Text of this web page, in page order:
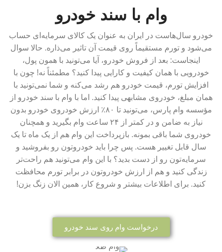
وام با سند خودرو
خودرو سال‌هاست در ایران به عنوان یک کالای سرمایه‌ای حساب
می‌شود و تورم مستقیماً روی قیمت آن تاثیر می‌ذاره. حالا سوال
اینجاست: بعد از فروش خودرو، آیا می‌تونید با همون پول،
خودرویی با همان کیفیت و کارایی پیدا کنید؟ مطمئناً نه! چون با
افزایش تورم، قیمت خودرو هم رشد می‌کنه و شما نمی‌تونید با
همان مبلغ، خودروی مشابهی پیدا کنید. اما با وام با سند خودرو از
مؤسسه وام پارس، می‌تونید تا ۸۰٪ ارزش خودروی خودرو بدون
نیاز به ضامن و در کمتر از ۲۴ ساعت وام بگیرید و همچنان
خودروی شما باقی بمونه. بازپرداخت این وام هم از یک ماه تا یک
سال قابل تغییر هست. پس چرا باید خودروتون رو بفروشید و
سرمایه‌تون رو از دست بدید؟ با این وام می‌تونید هم راحت‌تر
زندگی کنید و هم از ارزش خودروتون در برابر تورم محافظت
کنید. برای اطلاعات بیشتر و شروع کار، همین الان زنگ بزن!
درخواست وام روی سند خودرو